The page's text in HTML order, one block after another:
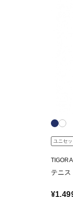
ユニセッ
テニ